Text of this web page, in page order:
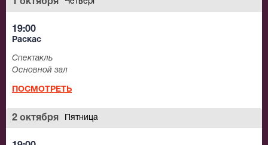
1 октября Четверг
19:00
Раскас
Спектакль
Основной зал
ПОСМОТРЕТЬ
2 октября Пятница